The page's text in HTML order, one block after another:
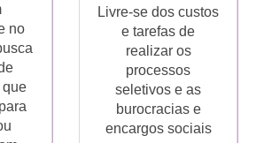
no
que
Livre-se dos custos
e tarefas de
realizar os
processos
seletivos e as
burocracias e
encargos sociais